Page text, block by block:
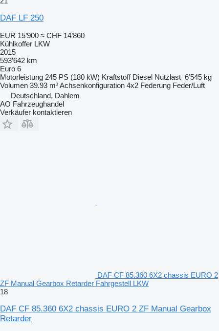
DAF LF 250
EUR 15’900 ≈ CHF 14’860
Kühlkoffer LKW
2015
593’642 km
Euro 6
Motorleistung 245 PS (180 kW) Kraftstoff Diesel Nutzlast 6’545 kg
Volumen 39.93 m³Achsenkonfiguration 4x2 Federung Feder/Luft
Deutschland, Dahlem
AO Fahrzeughandel
Verkäufer kontaktieren
DAF CF 85.360 6X2 chassis EURO 2
ZF Manual Gearbox Retarder Fahrgestell LKW
18
DAF CF 85.360 6X2 chassis EURO 2 ZF Manual Gearbox
Retarder